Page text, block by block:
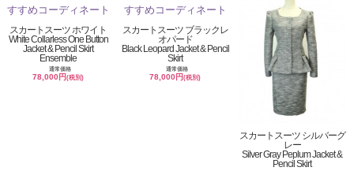
スカートスーツ ホワイト
White Collarless One Button
Jacket & Pencil Skirt
Ensemble
通常価格
78,000円(税別)
スカートスーツ ブラックレ
オパード
Black Leopard Jacket & Pencil
Skirt
通常価格
78,000円(税別)
スカートスーツ シルバーグ
レー
Silver Gray Peplum Jacket &
Pencil Skirt